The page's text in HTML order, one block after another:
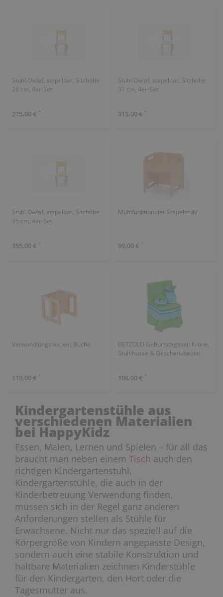
Stuhl Owlaf, stapelbar, Sitzhöhe
26 cm, 4er-Set
275,00 € *
Stuhl Owlaf, stapelbar, Sitzhöhe
31 cm, 4er-Set
315,00 € *
Stuhl Owlaf, stapelbar, Sitzhöhe
35 cm, 4er-Set
355,00 € *
Multifunktionaler Stapelstuhl
99,00 € *
Verwandlungshocker, Buche
119,00 € *
BETZOLD Geburtstagsset: Krone,
Stuhlhusse & Geschenkbeutel
106,00 € *
Kindergartenstühle aus
verschiedenen Materialien
bei HappyKidz
Essen, Malen, Lernen und Spielen – für all das
braucht man neben einem Tisch auch den
richtigen Kindergartenstuhl.
Kindergartenstühle, die auch in der
Kinderbetreuung Verwendung finden,
müssen sich in der Regel ganz anderen
Anforderungen stellen als Stühle für
Erwachsene. Nicht nur das speziell auf die
Körpergröße von Kindern angepasste Design,
sondern auch eine stabile Konstruktion und
haltbare Materialien zeichnen Kinderstühle
für den Kindergarten, den Hort oder die
Tagesmutter aus.